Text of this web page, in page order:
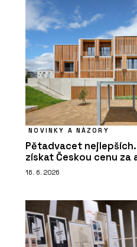
NOVINKY A NÁZORY
Pětadvacet
získat Českou cenu
16. 6. 2026